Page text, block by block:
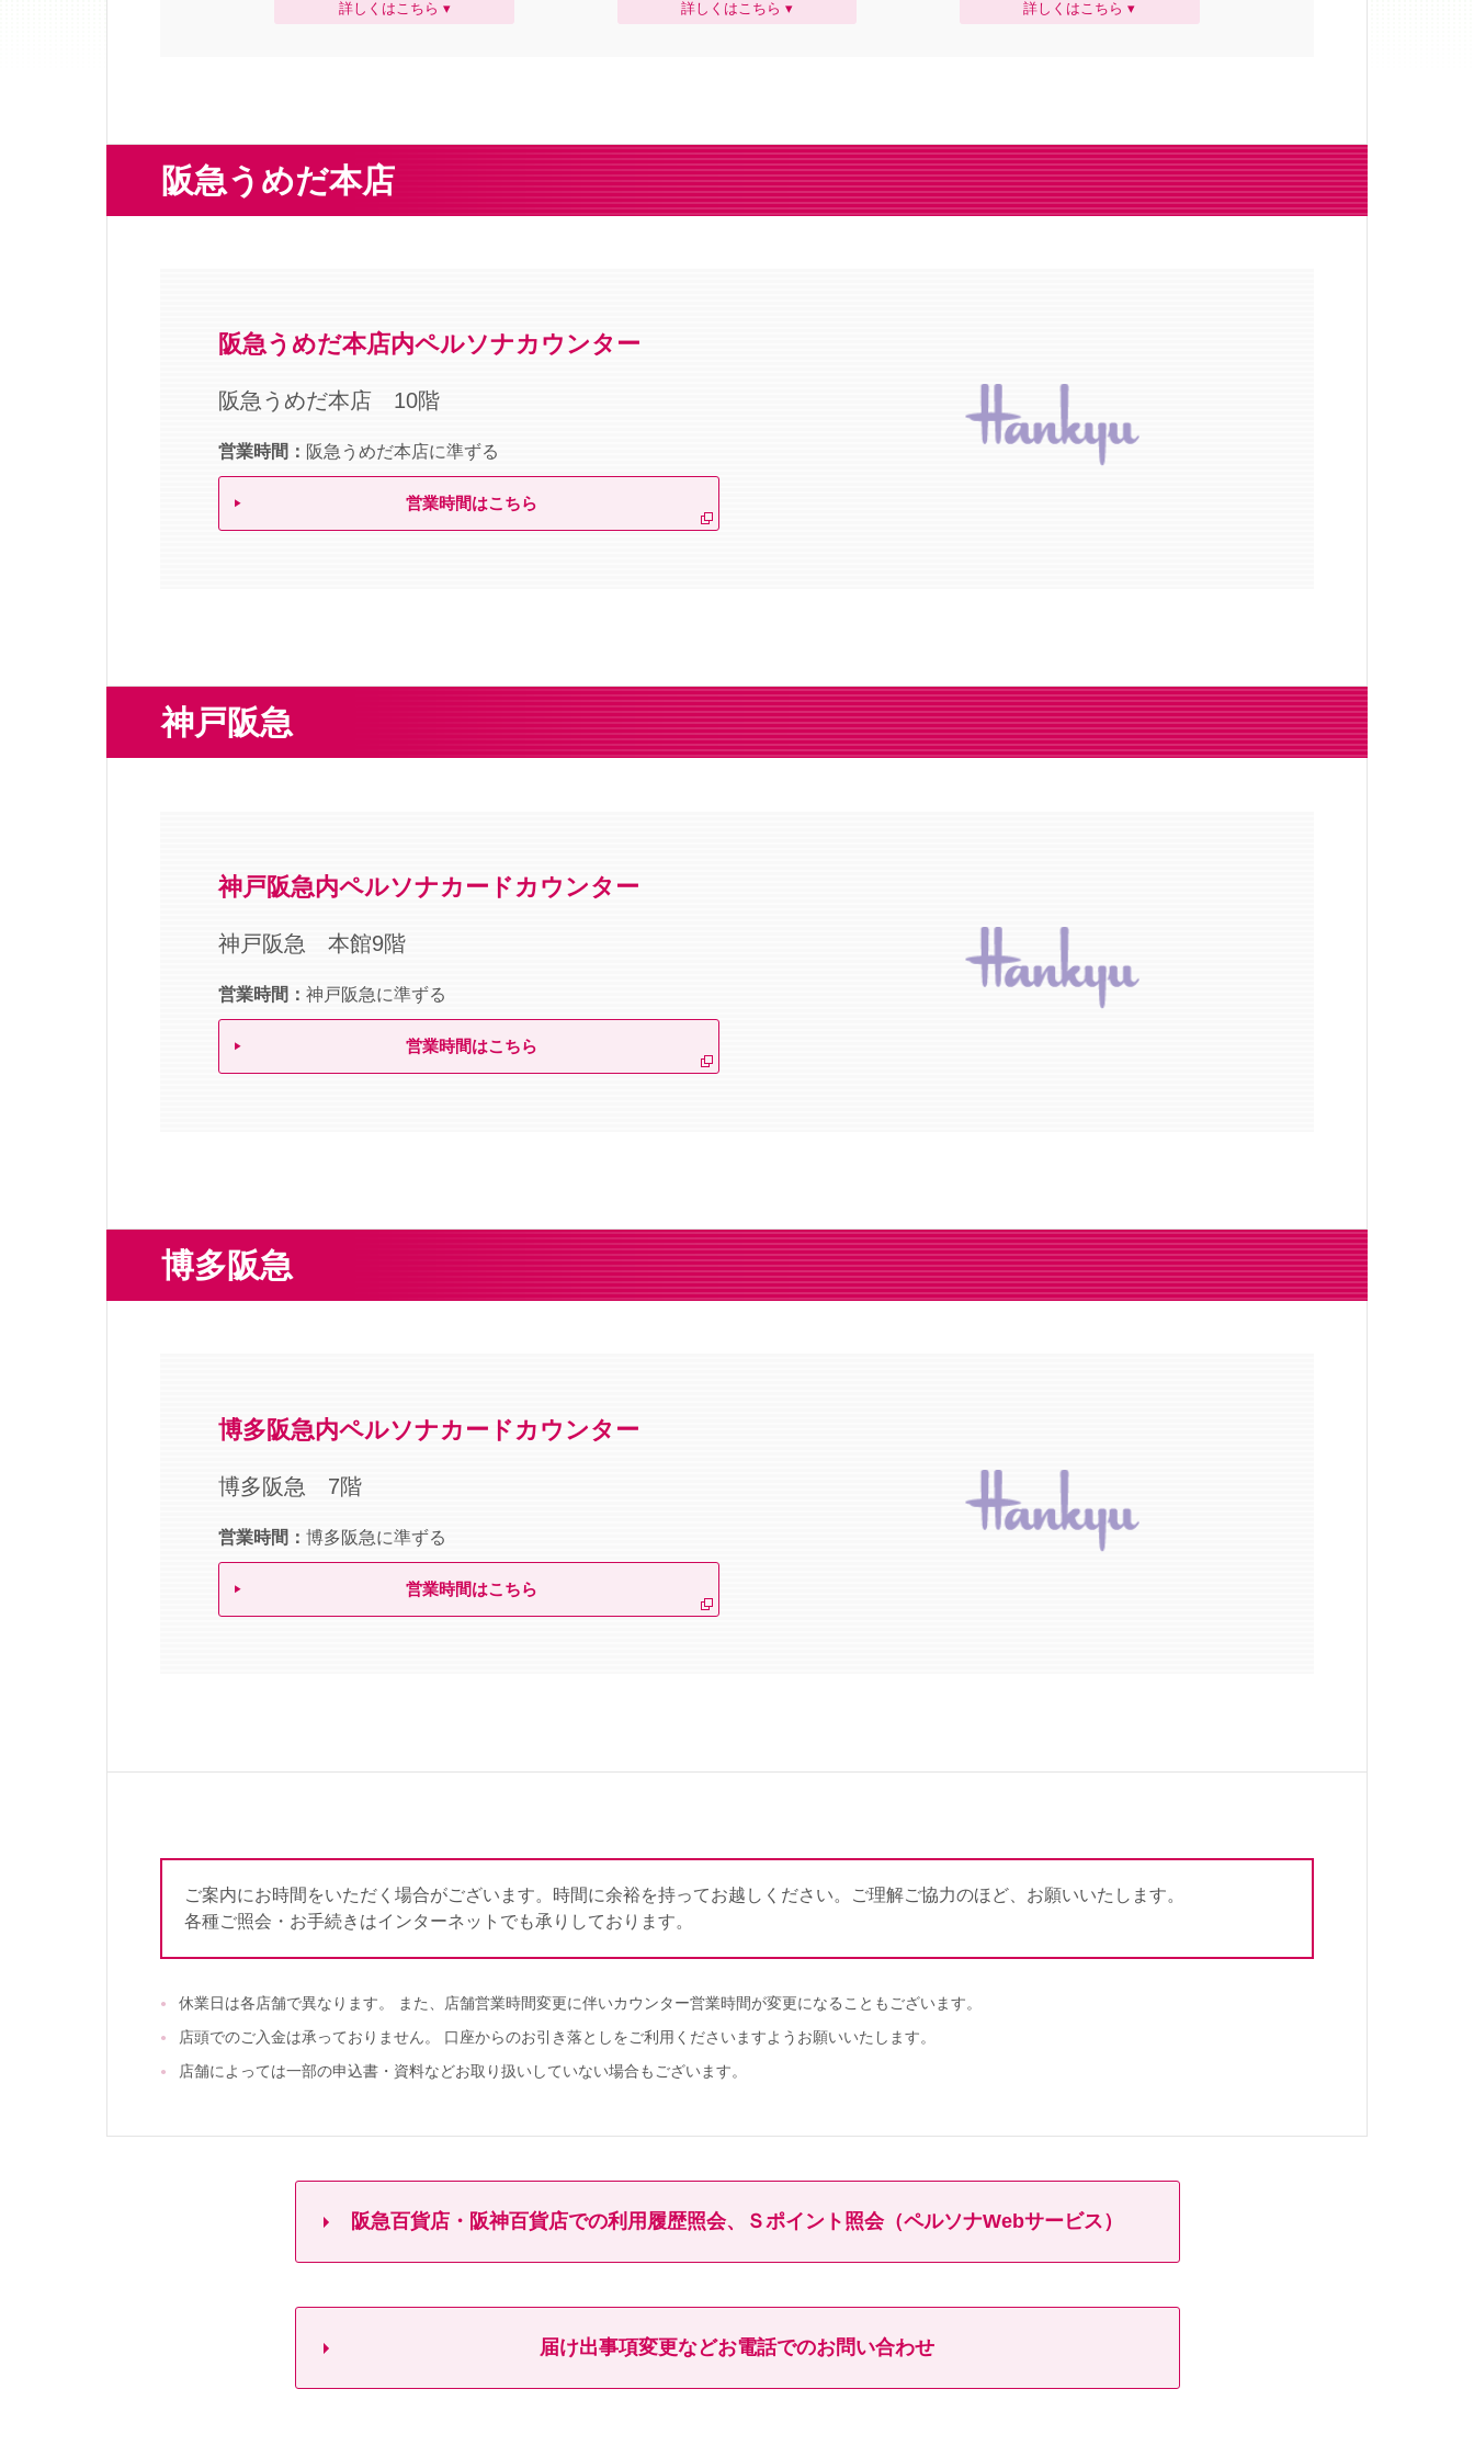
詳しくはこちら ▾ 詳しくはこちら ▾ 詳しくはこちら ▾
阪急うめだ本店
阪急うめだ本店内ペルソナカウンター
阪急うめだ本店 10階
営業時間： 阪急うめだ本店に準ずる
営業時間はこちら
神戸阪急
神戸阪急内ペルソナカードカウンター
神戸阪急 本館9階
営業時間： 神戸阪急に準ずる
営業時間はこちら
博多阪急
博多阪急内ペルソナカードカウンター
博多阪急 7階
営業時間： 博多阪急に準ずる
営業時間はこちら
ご案内にお時間をいただく場合がございます。時間に余裕を持ってお越しください。ご理解ご協力のほど、お願いいたします。
各種ご照会・お手続きはインターネットでも承りしております。
休業日は各店舗で異なります。 また、店舗営業時間変更に伴いカウンター営業時間が変更になることもございます。
店頭でのご入金は承っておりません。 口座からのお引き落としをご利用くださいますようお願いいたします。
店舗によっては一部の申込書・資料などお取り扱いしていない場合もございます。
阪急百貨店・阪神百貨店での利用履歴照会、 Ｓポイント照会（ペルソナWebサービス）
届け出事項変更などお電話でのお問い合わせ